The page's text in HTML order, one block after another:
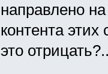
направлено
контента
это